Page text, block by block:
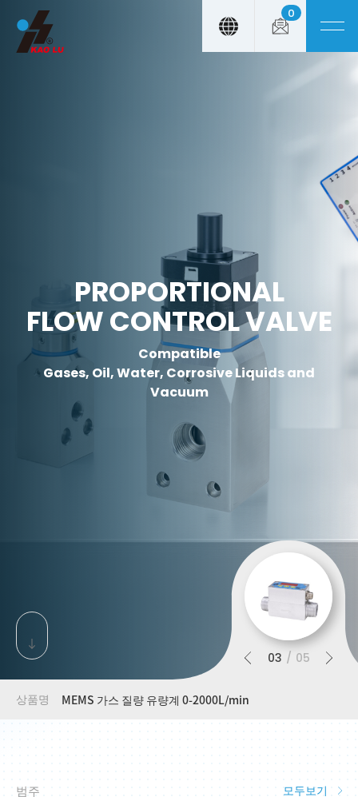
0
PROPORTIONAL
FLOW CONTROL VALVE
Compatible
Gases, Oil, Water, Corrosive Liquids and
Vacuum
03 05
초고해상도 비례압력 레귤레이터
압력 제어 유량 제어기(비방출)
상품명 MEMS 가스 질량 유량계 0-2000L/min
고압 비례 레귤레이터/컨트롤러(0-70bar)
스테퍼 제어 비례 밸브 0-1200L/min
범주 모두보기
Cookies management panel